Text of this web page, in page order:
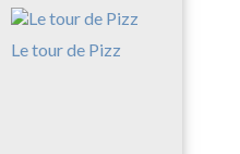
Le tour de Pizz